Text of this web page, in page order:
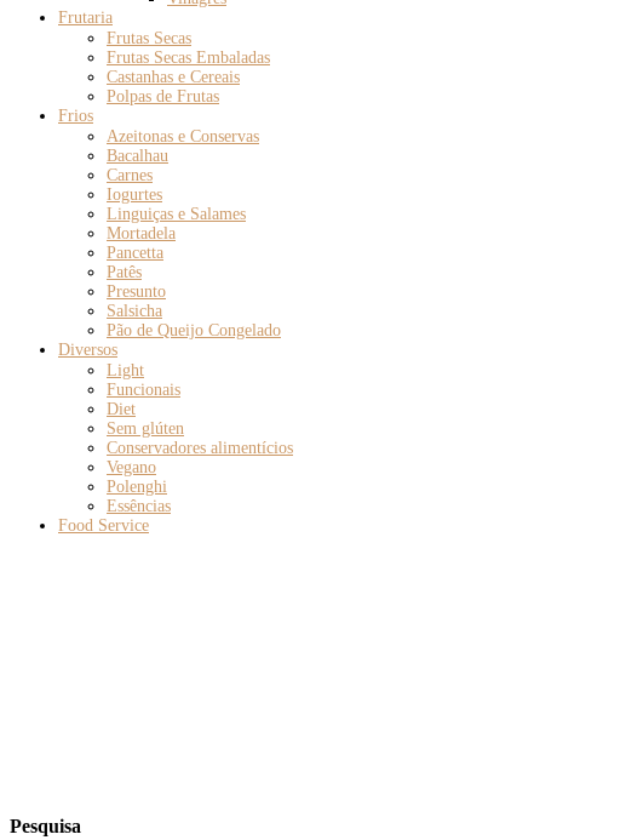
Frutaria
Frutas Secas
Frutas Secas Embaladas
Castanhas e Cereais
Polpas de Frutas
Frios
Azeitonas e Conservas
Bacalhau
Carnes
Iogurtes
Linguiças e Salames
Mortadela
Pancetta
Patês
Presunto
Salsicha
Pão de Queijo Congelado
Diversos
Light
Funcionais
Diet
Sem glúten
Conservadores alimentícios
Vegano
Polenghi
Essências
Food Service
Pesquisa